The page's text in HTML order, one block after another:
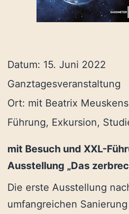
Datum: 15. Juni 2022
Ganztagesveranstaltung
Ort: mit Beatrix Meuskens
Führung, Exkursion,
mit Besuch und XXL-
Ausstellung „Das
Die erste Ausstellung
umfangreichen